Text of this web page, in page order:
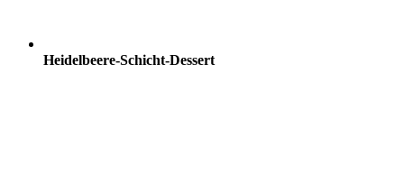
Heidelbeere-Schicht-Dessert